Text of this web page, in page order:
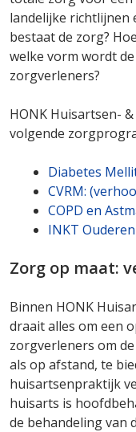
landelijke richtlijnen
bestaat de zorg?
welke vorm wordt
zorgverleners?
HONK Huisartsen-
volgende
Diabetes
CVRM:
COPD en
INKT
Zorg op maat:
Binnen HONK
draait alles om een
zorgverleners om
als op afstand, te
huisartsenpraktijk
huisarts is
de behandeling van